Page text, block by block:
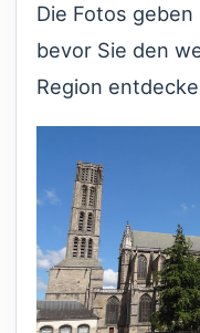
Die Fotos
bevor Sie den
Region